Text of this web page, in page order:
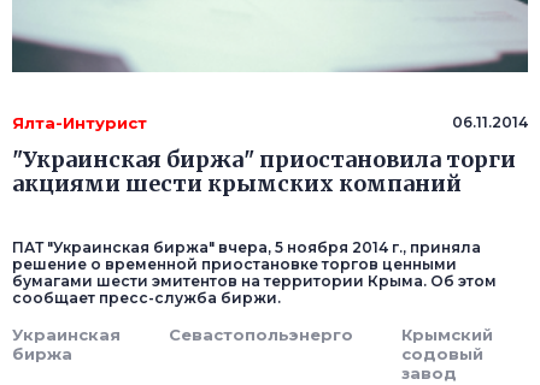
Ялта-Интурист 06.11.2014
"Украинская биржа" приостановила торги
акциями шести крымских компаний
ПАТ "Украинская биржа" вчера, 5 ноября 2014 г., приняла
решение о временной приостановке торгов ценными
бумагами шести эмитентов на территории Крыма. Об этом
сообщает пресс-служба биржи.
Украинская
биржа
Севастопольэнерго
Крымский
содовый
завод